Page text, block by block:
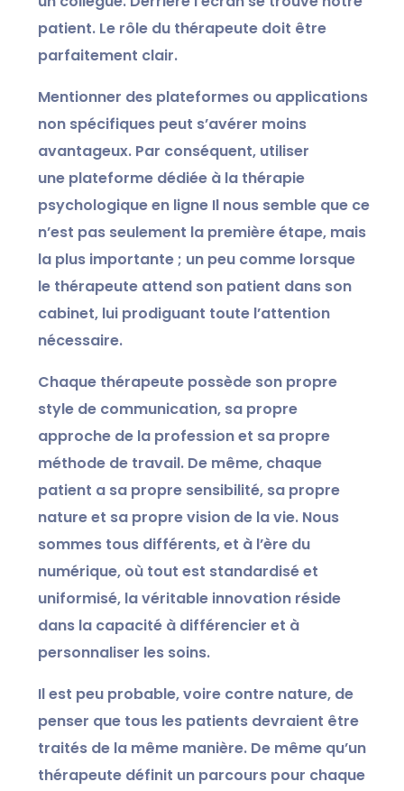
patient. Le rôle du thérapeute doit être
parfaitement clair.
Mentionner des plateformes ou applications
non spécifiques peut s’avérer moins
avantageux. Par conséquent, utiliser
une plateforme dédiée à la thérapie
psychologique en ligne Il nous semble que ce
n’est pas seulement la première étape, mais
la plus importante ; un peu comme lorsque
le thérapeute attend son patient dans son
cabinet, lui prodiguant toute l’attention
nécessaire.
Chaque thérapeute possède son propre
style de communication, sa propre
approche de la profession et sa propre
méthode de travail. De même, chaque
patient a sa propre sensibilité, sa propre
nature et sa propre vision de la vie. Nous
sommes tous différents, et à l’ère du
numérique, où tout est standardisé et
uniformisé, la véritable innovation réside
dans la capacité à différencier et à
personnaliser les soins.
Il est peu probable, voire contre nature, de
penser que tous les patients devraient être
traités de la même manière. De même qu’un
thérapeute définit un parcours pour chaque